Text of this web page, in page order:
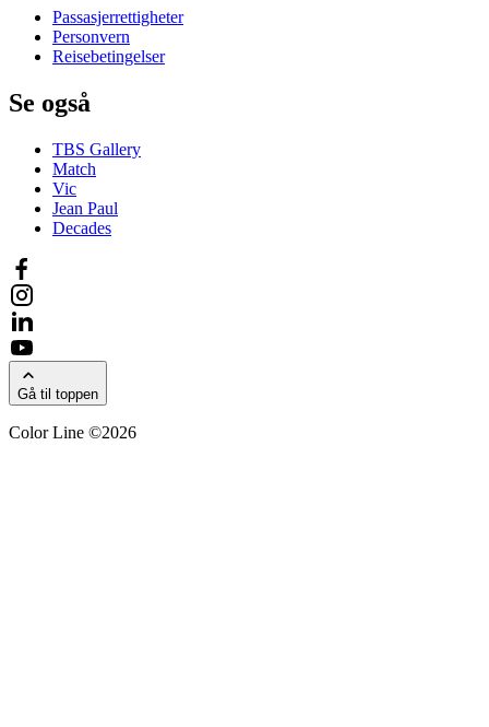
Passasjerrettigheter
Personvern
Reisebetingelser
Se også
TBS Gallery
Match
Vic
Jean Paul
Decades
Gå til toppen
Color Line ©2026